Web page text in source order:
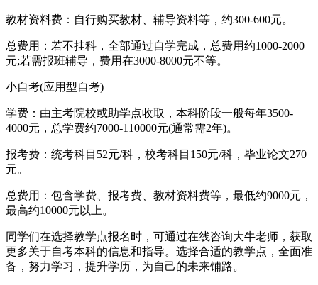
教材资料费：自行购买教材、辅导资料等，约300-600元。
总费用：若不挂科，全部通过自学完成，总费用约1000-2000
元;若需报班辅导，费用在3000-8000元不等。
小自考(应用型自考)
学费：由主考院校或助学点收取，本科阶段一般每年3500-
4000元，总学费约7000-110000元(通常需2年)。
报考费：统考科目52元/科，校考科目150元/科，毕业论文270
元。
总费用：包含学费、报考费、教材资料费等，最低约9000元，
最高约10000元以上。
同学们在选择教学点报名时，可通过在线咨询大牛老师，获取
更多关于自考本科的信息和指导。选择合适的教学点，全面准
备，努力学习，提升学历，为自己的未来铺路。